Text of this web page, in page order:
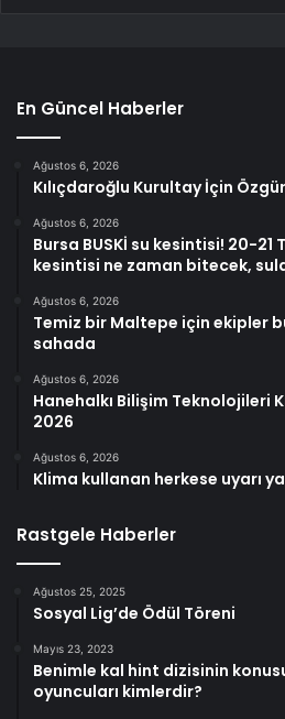
En Güncel Haberler
Ağustos 6, 2026
Kılıçdaroğlu Kurultay İçin
Ağustos 6, 2026
Bursa BUSKİ su kesintisi! 20-21
kesintisi ne zaman bitecek,
Ağustos 6, 2026
Temiz bir Maltepe için ekipler
sahada
Ağustos 6, 2026
Hanehalkı Bilişim Teknolojileri
2026
Ağustos 6, 2026
Klima kullanan herkese uyarı
Rastgele Haberler
Ağustos 25, 2025
Sosyal Lig’de Ödül Töreni
Mayıs 23, 2023
Benimle kal hint dizisinin
oyuncuları kimlerdir?